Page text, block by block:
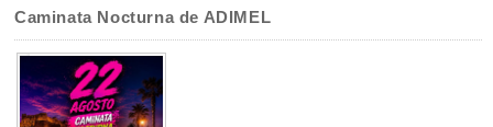
Caminata Nocturna de ADIMEL